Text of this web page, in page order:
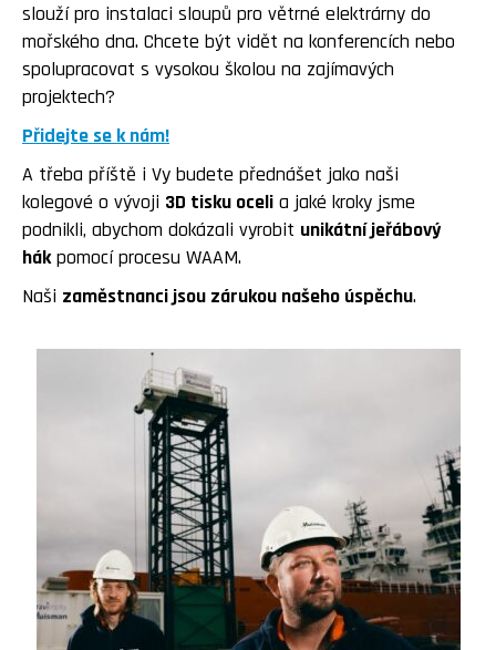
slouží pro instalaci sloupů pro větrné elektrárny do
mořského dna. Chcete být vidět na konferencích nebo
spolupracovat s vysokou školou na zajímavých
projektech?
Přidejte se k nám!
A třeba příště i Vy budete přednášet jako naši
kolegové o vývoji 3D tisku oceli a jaké kroky jsme
podnikli, abychom dokázali vyrobit unikátní jeřábový
hákpomocí procesu WAAM.
Naši zaměstnanci jsou zárukou našeho úspěchu.